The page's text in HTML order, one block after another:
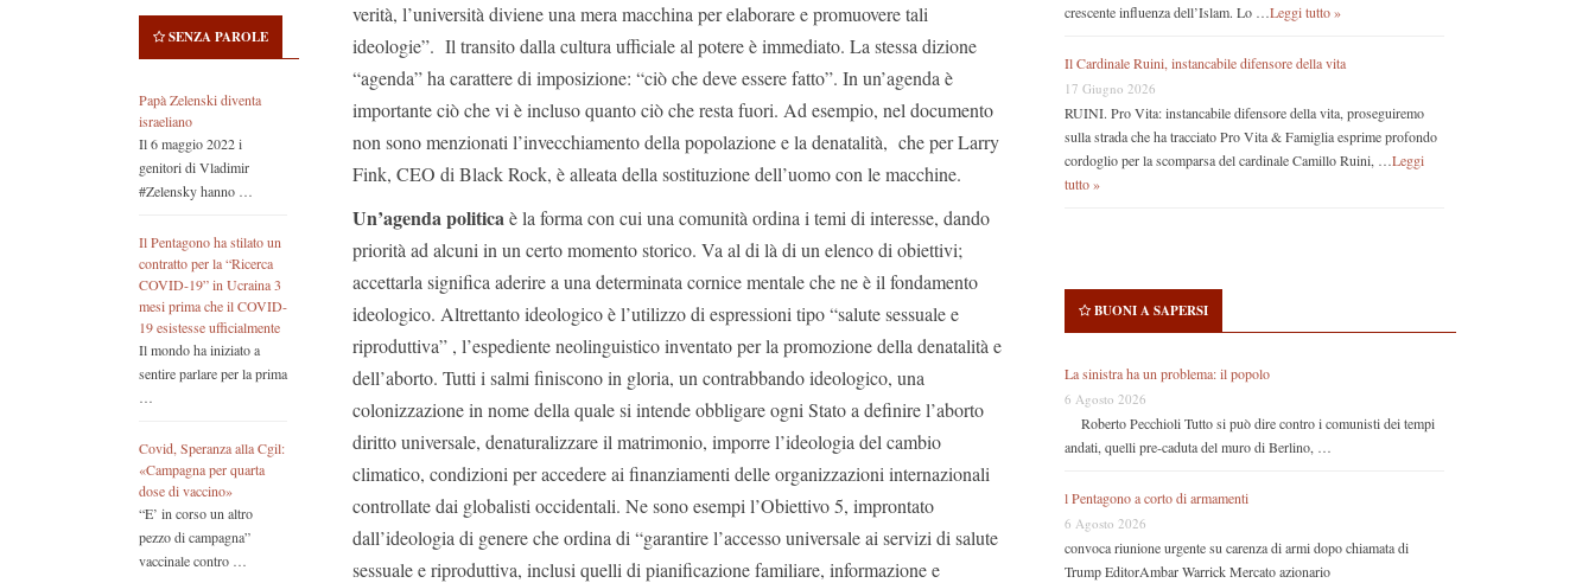
SENZA PAROLE
Papà Zelenski diventa
israeliano
Il 6 maggio 2022 i
genitori di Vladimir
#Zelensky hanno …
Il Pentagono ha stilato un
contratto per la “Ricerca
COVID-19” in Ucraina 3
mesi prima che il COVID-
19 esistesse ufficialmente
Il mondo ha iniziato a
sentire parlare per la prima
…
Covid, Speranza alla Cgil:
«Campagna per quarta
dose di vaccino»
“E’ in corso un altro
pezzo di campagna”
vaccinale contro …
verità, l’università diviene una mera macchina per elaborare e promuovere tali
ideologie”. Il transito dalla cultura ufficiale al potere è immediato. La stessa dizione
“agenda” ha carattere di imposizione: “ciò che deve essere fatto”. In un’agenda è
importante ciò che vi è incluso quanto ciò che resta fuori. Ad esempio, nel documento
non sono menzionati l’invecchiamento della popolazione e la denatalità, che per Larry
Fink, CEO di Black Rock, è alleata della sostituzione dell’uomo con le macchine.
Un’agenda politicaè la forma con cui una comunità ordina i temi di interesse, dando
priorità ad alcuni in un certo momento storico. Va al di là di un elenco di obiettivi;
accettarla significa aderire a una determinata cornice mentale che ne è il fondamento
ideologico. Altrettanto ideologico è l’utilizzo di espressioni tipo “salute sessuale e
riproduttiva” , l’espediente neolinguistico inventato per la promozione della denatalità e
dell’aborto. Tutti i salmi finiscono in gloria, un contrabbando ideologico, una
colonizzazione in nome della quale si intende obbligare ogni Stato a definire l’aborto
diritto universale, denaturalizzare il matrimonio, imporre l’ideologia del cambio
climatico, condizioni per accedere ai finanziamenti delle organizzazioni internazionali
controllate dai globalisti occidentali. Ne sono esempi l’Obiettivo 5, improntato
dall’ideologia di genere che ordina di “garantire l’accesso universale ai servizi di salute
sessuale e riproduttiva, inclusi quelli di pianificazione familiare, informazione e
crescente influenza dell’Islam. Lo … Leggi tutto »
Il Cardinale Ruini, instancabile difensore della vita
17 Giugno 2026
RUINI. Pro Vita: instancabile difensore della vita, proseguiremo
sulla strada che ha tracciato Pro Vita & Famiglia esprime profondo
cordoglio per la scomparsa del cardinale Camillo Ruini, … Leggi
tutto »
BUONI A SAPERSI
La sinistra ha un problema: il popolo
6 Agosto 2026
Roberto Pecchioli Tutto si può dire contro i comunisti dei tempi
andati, quelli pre-caduta del muro di Berlino, …
l Pentagono a corto di armamenti
6 Agosto 2026
convoca riunione urgente su carenza di armi dopo chiamata di
Trump EditorAmbar Warrick Mercato azionario